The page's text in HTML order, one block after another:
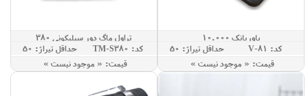
پاوربانک 10.000
کد: V-81
حداقل تيراژ: 50
قيمت: « موجود نيست »
تراول ماگ دور سیلیکونی 380
کد: TM-S380
حداقل تيراژ: 50
قيمت: « موجود نيست »